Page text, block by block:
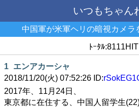
いつもちゃん
中国軍が米軍ヘリの暗視カメ
ﾄｰﾀﾙ:8111HIT
1 エンアカーシャ
2018/11/20(火) 07:52:26 ID:
2017年、11月24日、
東京都に在住する、中国人留学生